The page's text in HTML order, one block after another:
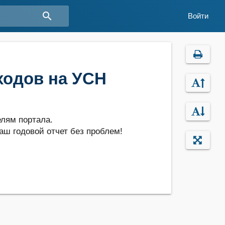
search Войти
на УСН
портала.
годовой отчет без проблем!